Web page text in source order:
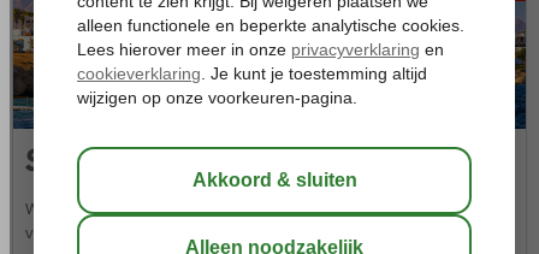
Sharks Bay
Welkom in het populaire en levendige Sharks Bay, dat onderdeel is
van de grote badplaats Sharm el Sheikh. Tijdens je vakantie in